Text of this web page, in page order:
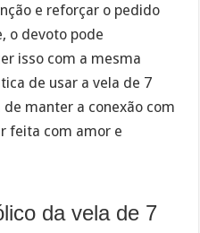
e reforçar o pedido
o devoto pode
isso com a mesma
de usar a vela de 7
manter a conexão com
feita com amor e
da vela de 7